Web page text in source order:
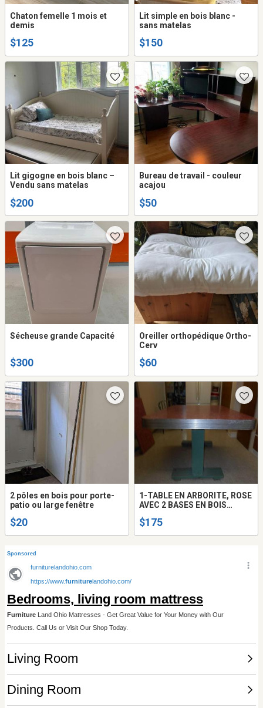
Chaton femelle 1 mois et
demis
$125
Lit simple en bois blanc -
sans matelas
$150
Lit gigogne en bois blanc –
Vendu sans matelas
$200
Bureau de travail - couleur
acajou
$50
Sécheuse grande Capacité
$300
Oreiller orthopédique Ortho-
Cerv
$60
2 pôles en bois pour porte-
patio ou large fenêtre
$20
1-TABLE EN ARBORITE, ROSE
AVEC 2 BASES EN BOIS
$175